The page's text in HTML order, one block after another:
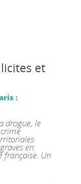
et
:
drogue, le
en
française. Un